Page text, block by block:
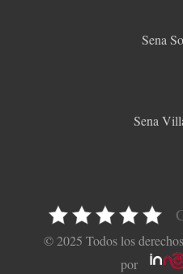
Sena
Sena
© 2025 Todos los
por